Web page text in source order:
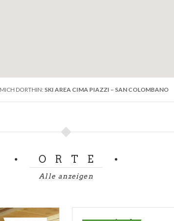
DORTHIN: SKI AREA CIMA PIAZZI – SAN COLOMBANO
ORTE
Alle anzeigen